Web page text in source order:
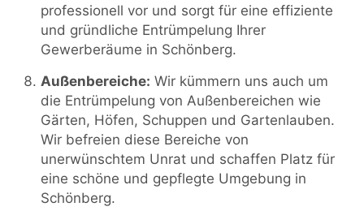
professionell vor und sorgt für eine effiziente
und gründliche Entrümpelung Ihrer
Gewerberäume in Schönberg.
Außenbereiche: Wir kümmern uns auch um
die Entrümpelung von Außenbereichen wie
Gärten, Höfen, Schuppen und Gartenlauben.
Wir befreien diese Bereiche von
unerwünschtem Unrat und schaffen Platz für
eine schöne und gepflegte Umgebung in
Schönberg.